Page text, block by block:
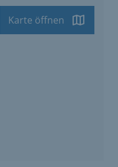
Karte öffnen